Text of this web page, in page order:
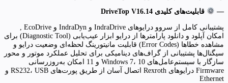
— قابلیت‌های کلیدی DriveTop V16.14
امکان آپلود و دانلود پارامترها از درایو ابزار عیب‌یابی (Diagnostic Tool) برای
مشاهده خطاها (Error Codes) قابلیت مانیتورینگ لحظه‌ای وضعیت درایو و
سیگنال‌ها پشتیبانی از گراف‌های دینامیکی برای تحلیل عملکرد موتور و محور
سازگار با سیستم‌عامل‌های Windows 7، 10 و 11 امکان به‌روزرسانی
Firmware درایوهای Rexroth اتصال آسان از طریق پورت‌های RS232، USB و
Ethernet